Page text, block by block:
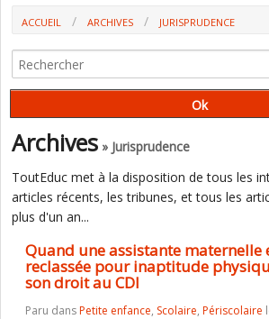
ACCUEIL ARCHIVES
JURISPRUDENCE
POUR INAPTITUDE PHYSIQUE, ELLE CONSERVE SON
Archives » Jurisprudence
ToutEduc met à la disposition de tous les
articles récents, les tribunes, et tous les
plus d'un an...
Quand une assistante maternelle
reclassée pour inaptitude
son droit au CDI
Paru dansPetite enfance, Scolaire, Périscolaire